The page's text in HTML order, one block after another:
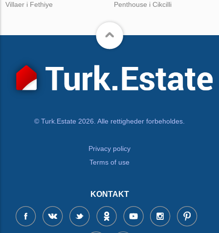
Villaer i Fethiye
Penthouse i Cikcilli
© Turk.Estate 2026. Alle rettigheder forbeholdes.
Privacy policy
Terms of use
KONTAKT